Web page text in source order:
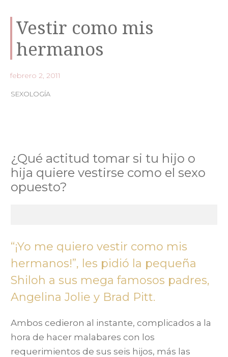
Vestir como mis
hermanos
febrero 2, 2011
SEXOLOGÍA
¿Qué actitud tomar si tu hijo o
hija quiere vestirse como el sexo
opuesto?
“¡Yo me quiero vestir como mis
hermanos!”, les pidió la pequeña
Shiloh a sus mega famosos padres,
Angelina Jolie y Brad Pitt.
Ambos cedieron al instante, complicados a la
hora de hacer malabares con los
requerimientos de sus seis hijos, más las